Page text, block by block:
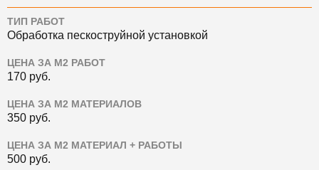
ТИП РАБОТ
Обработка пескоструйной установкой
ЦЕНА ЗА М2 РАБОТ
170 руб.
ЦЕНА ЗА М2 МАТЕРИАЛОВ
350 руб.
ЦЕНА ЗА М2 МАТЕРИАЛ + РАБОТЫ
500 руб.